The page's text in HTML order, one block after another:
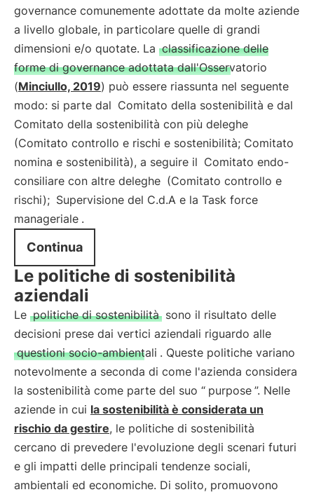
governance comunemente adottate da molte aziende
a livello globale, in particolare quelle di grandi
dimensioni e/o quotate. La classificazione delle
forme di governance adottata dall'Osservatorio
(Minciullo, 2019) può essere riassunta nel seguente
modo: si parte dal Comitato della sostenibilità e dal
Comitato della sostenibilità con più deleghe
(Comitato controllo e rischi e sostenibilità; Comitato
nomina e sostenibilità), a seguire il Comitato endo-
consiliare con altre deleghe (Comitato controllo e
rischi); Supervisione del C.d.A e la Task force
manageriale .
Continua
Le politiche di sostenibilità
aziendali
Le politiche di sostenibilità sono il risultato delle
decisioni prese dai vertici aziendali riguardo alle
questioni socio-ambientali . Queste politiche variano
notevolmente a seconda di come l'azienda considera
la sostenibilità come parte del suo “ purpose ”. Nelle
aziende in cui la sostenibilità è considerata un
rischio da gestire, le politiche di sostenibilità
cercano di prevedere l'evoluzione degli scenari futuri
e gli impatti delle principali tendenze sociali,
ambientali ed economiche. Di solito, promuovono